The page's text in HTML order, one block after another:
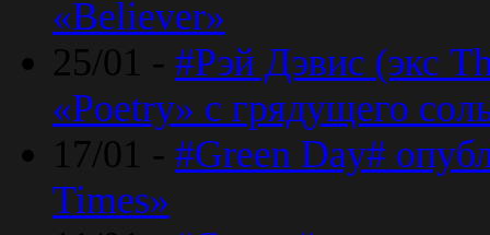
«Believer»
25/01 - #Рэй Дэвис (экс
«Poetry» с грядущего
17/01 - #Green Day#
Times»